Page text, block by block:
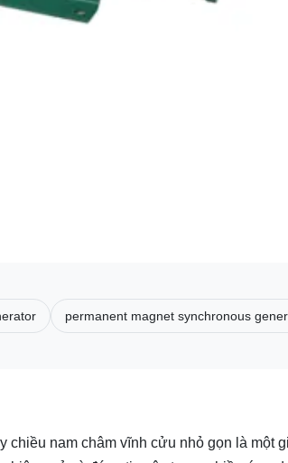
permanent magnet synchronous
chiều nam châm vĩnh cửu nhỏ gọn là